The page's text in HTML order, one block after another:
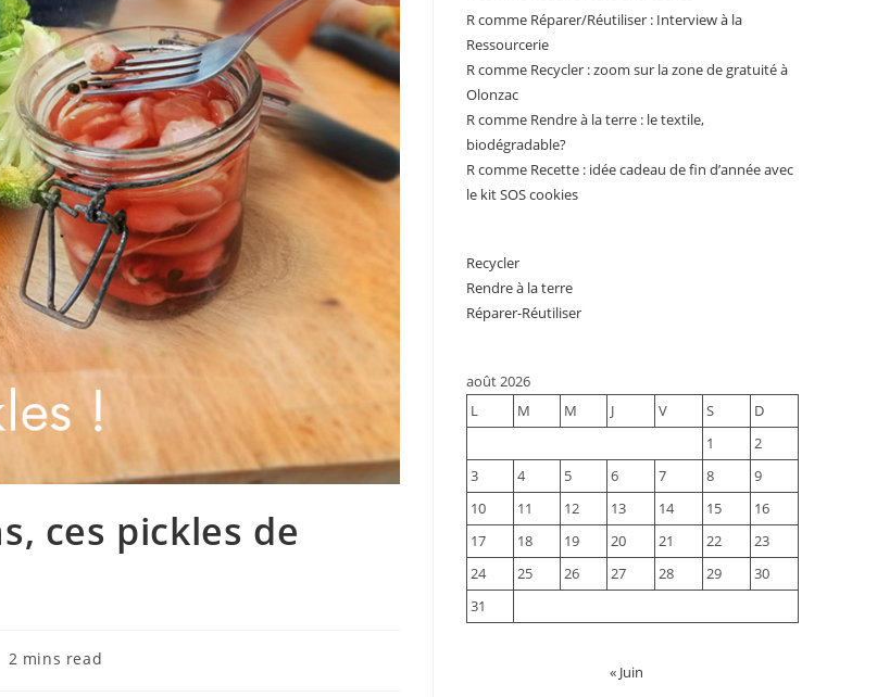
ces pickles de
2 mins read
R comme Réparer/Réutiliser : Interview à la
Ressourcerie
R comme Recycler : zoom sur la zone de gratuité à
Olonzac
R comme Rendre à la terre : le textile,
biodégradable?
R comme Recette : idée cadeau de fin d’année avec
le kit SOS cookies
Recycler
Rendre à la terre
Réparer-Réutiliser
août 2026
L
M M J V S
D
1
2
3
4 5 6 7 8
9
10
11 12 13 14 15
16
17
18 19 20 21 22
23
24
25 26 27 28 29
30
31
« Juin